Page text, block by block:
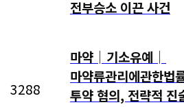
전부승소 이끈 사건
3288
마약│기소유예│
마약류관리에관한
투약 혐의, 전략적 진